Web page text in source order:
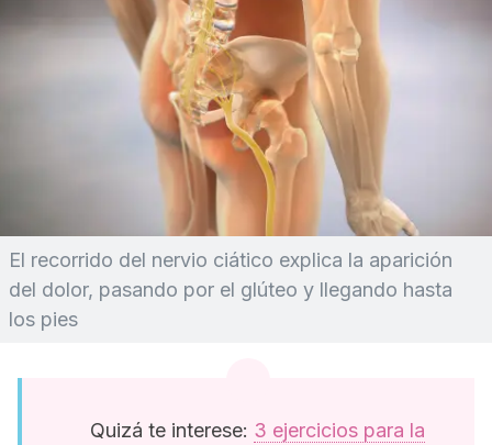
El recorrido del nervio ciático explica la aparición
del dolor, pasando por el glúteo y llegando hasta
los pies
Quizá te interese: 3 ejercicios para la